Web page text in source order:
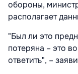
обороны,
располагает
"Был ли это
потеряна – это
ответить", –